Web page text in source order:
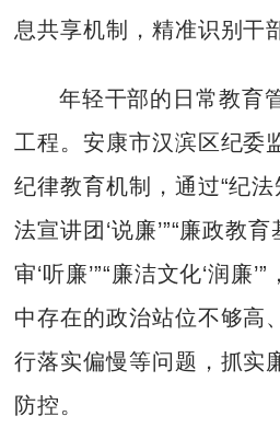
息共享机制，精准识别干
年轻干部的日常教育
工程。安康市汉滨区纪委
纪律教育机制，通过“纪法
法宣讲团‘说廉’”“廉政教育
审‘听廉’”“廉洁文化‘润廉
中存在的政治站位不够高
行落实偏慢等问题，抓实
防控。